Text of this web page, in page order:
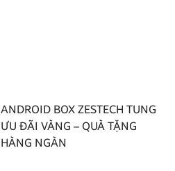
ANDROID BOX ZESTECH TUNG
ƯU ĐÃI VÀNG – QUÀ TẶNG
HÀNG NGÀN